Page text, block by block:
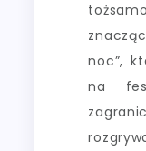
noc”,
na